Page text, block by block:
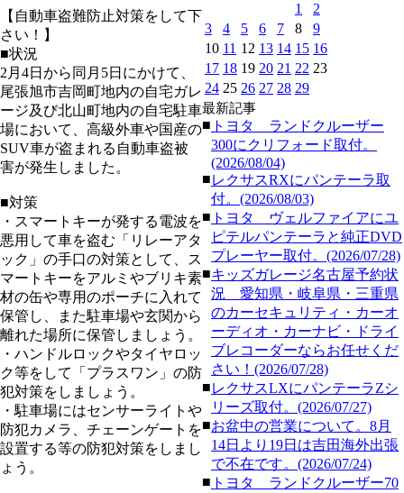
【自動車盗難防止対策をして下
さい！】
■状況
2月4日から同月5日にかけて、
尾張旭市吉岡町地内の自宅ガレ
ージ及び北山町地内の自宅駐車
場において、高級外車や国産の
SUV車が盗まれる自動車盗被
害が発生しました。
■対策
・スマートキーが発する電波を
悪用して車を盗む「リレーアタ
ック」の手口の対策として、ス
マートキーをアルミやブリキ素
材の缶や専用のポーチに入れて
保管し、また駐車場や玄関から
離れた場所に保管しましょう。
・ハンドルロックやタイヤロッ
ク等をして「プラスワン」の防
犯対策をしましょう。
・駐車場にはセンサーライトや
防犯カメラ、チェーンゲートを
設置する等の防犯対策をしまし
ょう。
1
2
3
4 5 6 7 8
9
10 11 12 13 14 15 16
17 18 19 20 21 22 23
24 25 26 27 28 29
最新記事
■ トヨタ ランドクルーザー
300にクリフォード取付。
(2026/08/04)
■レクサスRXにパンテーラ取
付。(2026/08/03)
■ トヨタ ヴェルファイアにユ
ピテルパンテーラと純正DVD
プレーヤー取付。(2026/07/28)
■キッズガレージ名古屋予約状
況 愛知県・岐阜県・三重県
のカーセキュリティ・カーオ
ーディオ・カーナビ・ドライ
ブレコーダーならお任せくだ
さい！(2026/07/28)
■レクサスLXにパンテーラZシ
リーズ取付。(2026/07/27)
■お盆中の営業について。8月
14日より19日は吉田海外出張
で不在です。(2026/07/24)
■ トヨタ ランドクルーザー70